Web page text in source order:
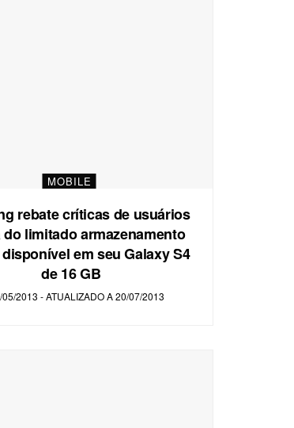
MOBILE
rebate críticas de usuários
do limitado armazenamento
em seu Galaxy S4
de 16 GB
2013 - ATUALIZADO A 20/07/2013